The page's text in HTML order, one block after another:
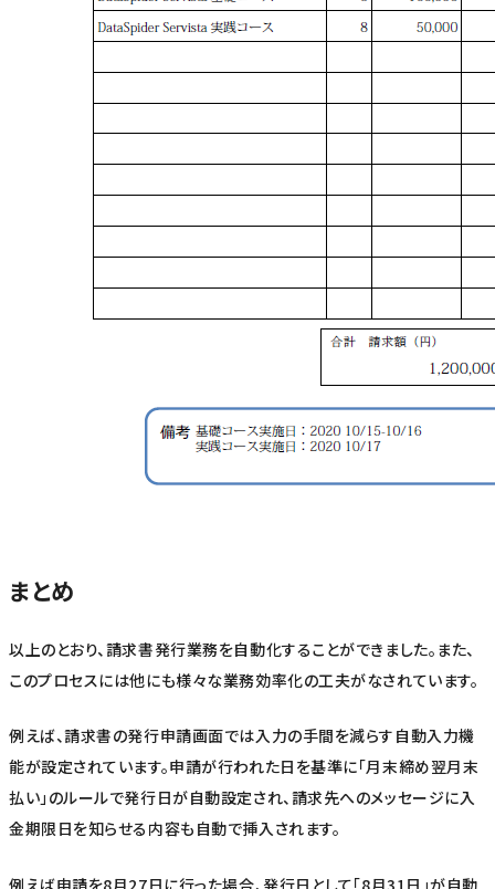
まとめ
以上のとおり、請求書発行業務を自動化することができました。また、
このプロセスには他にも様々な業務効率化の工夫がなされています。
例えば、請求書の発行申請画面では入力の手間を減らす自動入力機
能が設定されています。申請が行われた日を基準に「月末締め翌月末
払い」のルールで発行日が自動設定され、請求先へのメッセージに入
金期限日を知らせる内容も自動で挿入されます。
例えば申請を8月27日に行った場合、発行日として「8月31日」が自動